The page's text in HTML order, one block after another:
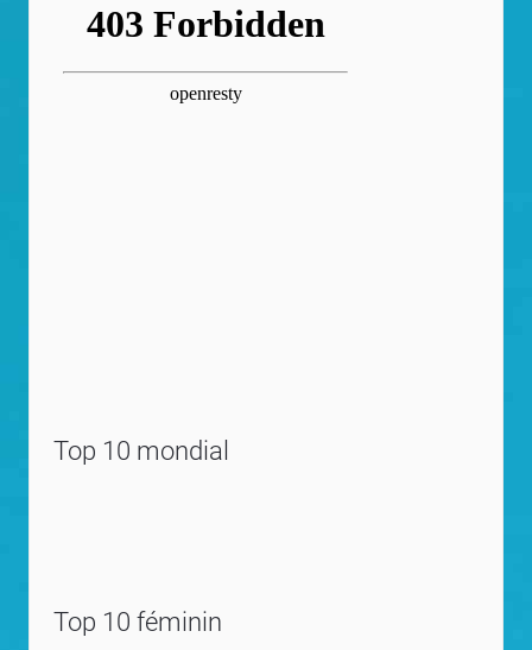
Top 10 mondial
Top 10 féminin